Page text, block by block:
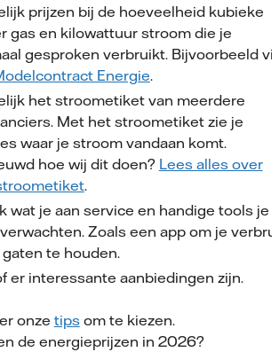
prijzen bij de hoeveelheid kubieke
gas en kilowattuur stroom die je
gesproken verbruikt. Bijvoorbeeld
Energie.
het stroometiket van meerdere
Met het stroometiket zie je
waar je stroom vandaan komt.
hoe wij dit doen? Lees alles over
.
wat je aan service en handige tools je
Zoals een app om je
gaten te houden.
er interessante aanbiedingen zijn.
onze tipsom te kiezen.
de energieprijzen in 2026?